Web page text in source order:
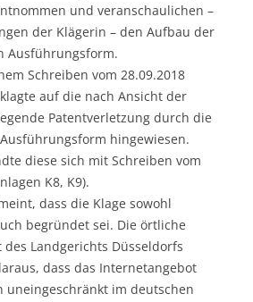
und veranschaulichen –
der Klägerin – den Aufbau der
Ausführungsform.
Schreiben vom 28.09.2018
auf die nach Ansicht der
Patentverletzung durch die
hingewiesen.
diese sich mit Schreiben vom
K8, K9).
dass die Klage sowohl
begründet sei. Die örtliche
Landgerichts Düsseldorfs
dass das Internetangebot
uneingeschränkt im deutschen